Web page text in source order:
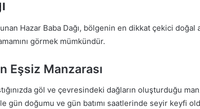
Hazar Baba Dağı, bölgenin en dikkat çekici doğal
görmek mümkündür.
Eşsiz Manzarası
göl ve çevresindeki dağların oluşturduğu
gün doğumu ve gün batımı saatlerinde seyir keyfi